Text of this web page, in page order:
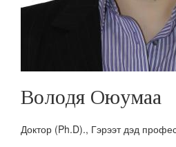
Володя Оюумаа
Доктор (Ph.D)., Гэрээт дэд